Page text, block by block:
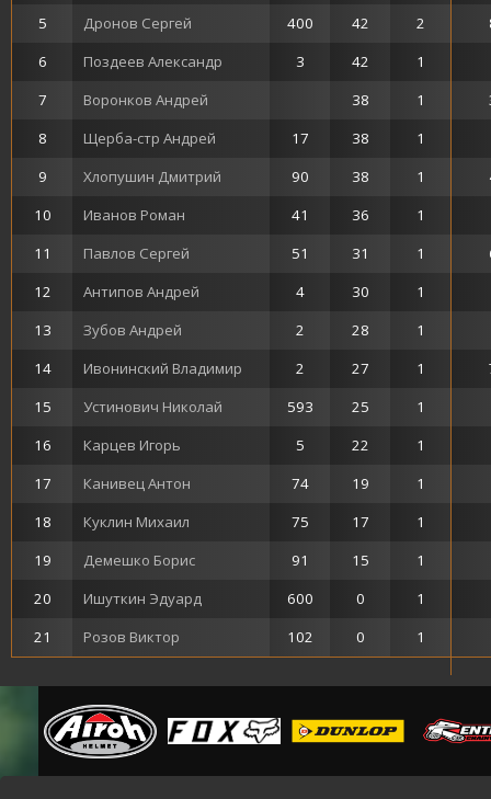
5
Дронов Сергей 400 42
2
6
Поздеев Александр 3 42
1
7
Воронков Андрей 38
1
8
Щерба-стр Андрей 17 38
1
9
Хлопушин Дмитрий 90 38
1
10
Иванов Роман 41 36
1
11
Павлов Сергей 51 31
1
12
Антипов Андрей 4 30
1
13
Зубов Андрей 2 28
1
14
Ивонинский Владимир 2 27
1
15
Устинович Николай 593 25
1
16
Карцев Игорь 5 22
1
17
Канивец Антон 74 19
1
18
Куклин Михаил 75 17
1
19
Демешко Борис 91 15
1
20
Ишуткин Эдуард 600 0
1
21
Розов Виктор 102 0 1